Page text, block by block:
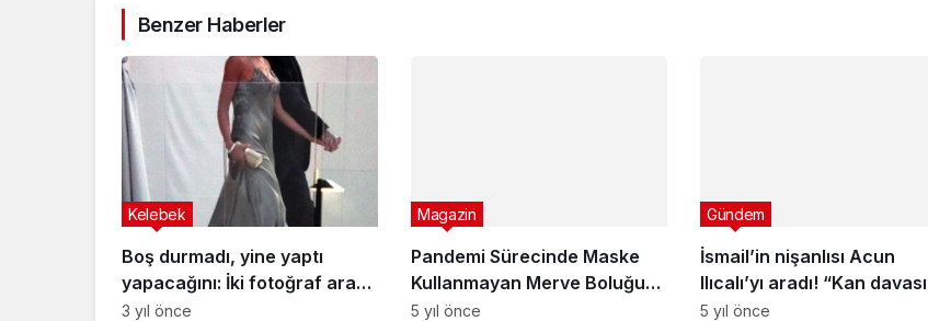
Benzer Haberler
Boş durmadı, yine yaptı
yapacağını: İki fotoğraf arası
gelin- kaynana atışması
Kelebek
3 yıl önce
Pandemi Sürecinde Maske
Kullanmayan Merve Boluğur
‘Benden Sadece Sağlık
Magazin
5 yıl önce
İsmail’in nişanlısı Acun
Ilıcalı’yı aradı! “Kan davası
gibi bir durum olmadığına
Gündem
5 yıl önce